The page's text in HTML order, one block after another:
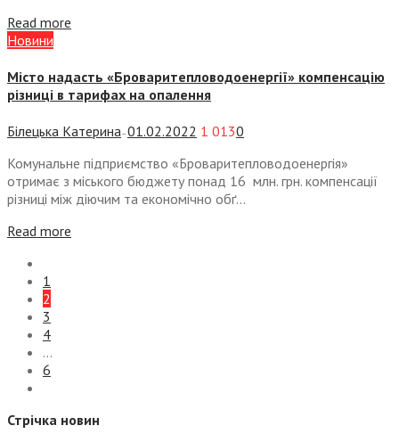
Read more
Новини
Місто надасть «Броваритепловодоенергії» компенсацію
різниці в тарифах на опалення
Білецька Катерина—01.02.2022 1 0130
Комунальне підприємство «Броваритепловодоенергія»
отримає з міського бюджету понад 16 млн. грн. компенсації
різниці між діючим та економічно обґ...
Read more
1
2
3
4
…
6
Стрічка новин